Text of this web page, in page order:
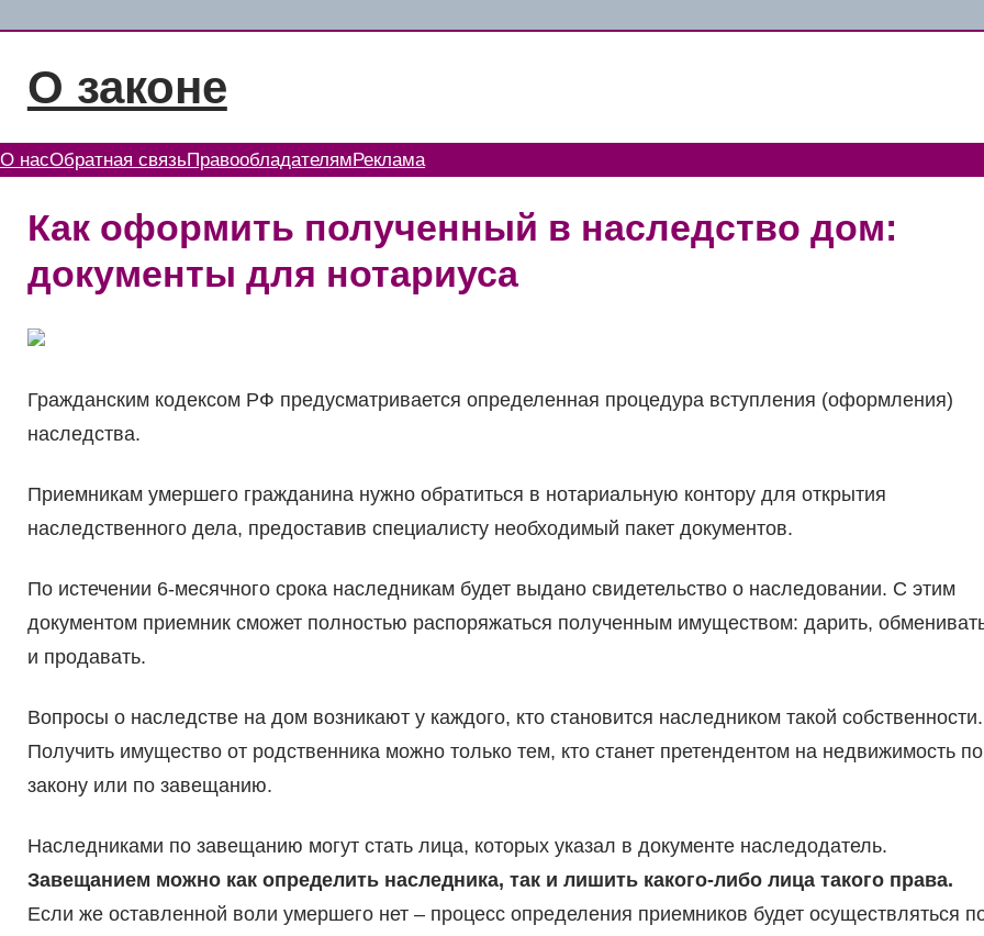
содержимому
О законе
О насОбратная связьПравообладателям Реклама
Как оформить полученный в наследство дом:
документы для нотариуса
Гражданским кодексом РФ предусматривается определенная процедура вступления (оформления)
наследства.
Приемникам умершего гражданина нужно обратиться в нотариальную контору для открытия
наследственного дела, предоставив специалисту необходимый пакет документов.
По истечении 6-месячного срока наследникам будет выдано свидетельство о наследовании. С этим
документом приемник сможет полностью распоряжаться полученным имуществом: дарить,
и продавать.
Вопросы о наследстве на дом возникают у каждого, кто становится наследником такой собственности.
Получить имущество от родственника можно только тем, кто станет претендентом на недвижимость по
закону или по завещанию.
Наследниками по завещанию могут стать лица, которых указал в документе наследодатель.
Завещанием можно как определить наследника, так и лишить какого-либо лица такого права.
Если же оставленной воли умершего нет – процесс определения приемников будет осуществляться